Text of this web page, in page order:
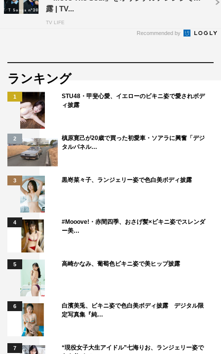
2021年に耳にする麗奈さんの声は、懐かしさと新しさが
同居する。
“聴きたかったシンガーソングライター”
高嶋直子 コメント
透明感のある繊細な歌声で、すっと心に入ってきました。
他のファイナリストの皆さんも素晴らしかったですが、麗
奈さんの作品と歌には、今回のオーディションの選考ポイ
ントである「その人自身の生き様が伝わる佇まい」をとて
も感じました。
麗奈さんには、さまざまな感情表現の可能性を感じます。
今後それらが深みを増して表現されていくことを楽しみに
しています。
清水恵介 コメント
麗奈さん、おめでとうございます。
THE FIRST TAKEでは「純粋でシンプル/少ない要素で本
質を際立てる」ということを大事にしてきました。
麗奈さんの歌には、その大事にしてきたことが詰まってい
ます。
歌い続けてください。
長山一樹 コメント
麗奈さん、グランプリおめでとうございます。
露 | TV...
TV LIFE
Recommended by
ランキング
1
STU48・甲斐心愛、イエローのビキニ姿で愛されボデ
ィ披露
2
槙原寛己が20歳で買った初愛車・ソアラに興奮「デジ
タルパネル…
3 黒嵜菜々子、ランジェリー姿で色白美ボディ披露
4
#Mooove!・赤間四季、おさげ髪×ビキニ姿でスレンダ
ー美…
5 高崎かなみ、葡萄色ビキニ姿で美ヒップ披露
6
白濱美兎、ビキニ姿で色白美ボディ披露 デジタル限
定写真集『純…
7
“現役女子大生アイドル”七海りお、ランジェリー姿で